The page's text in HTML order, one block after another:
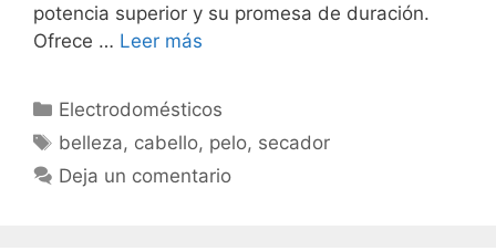
potencia superior y su promesa de duración.
Ofrece … Leer más
Categorías
Electrodomésticos
Etiquetas
belleza, cabello, pelo, secador
Deja un comentario